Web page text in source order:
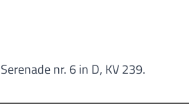
nr. 6 in D, KV 239.